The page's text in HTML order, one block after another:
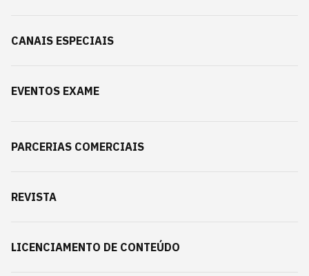
CANAIS ESPECIAIS
EVENTOS EXAME
PARCERIAS COMERCIAIS
REVISTA
LICENCIAMENTO DE CONTEÚDO